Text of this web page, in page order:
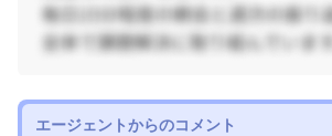
エージェントからのコメント